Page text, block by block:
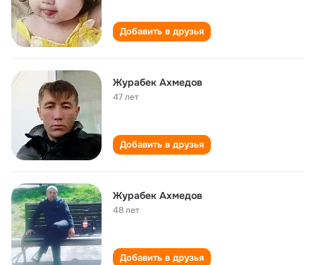
Добавить в друзья
Журабек Ахмедов
47 лет
Добавить в друзья
Журабек Ахмедов
48 лет
Добавить в друзья